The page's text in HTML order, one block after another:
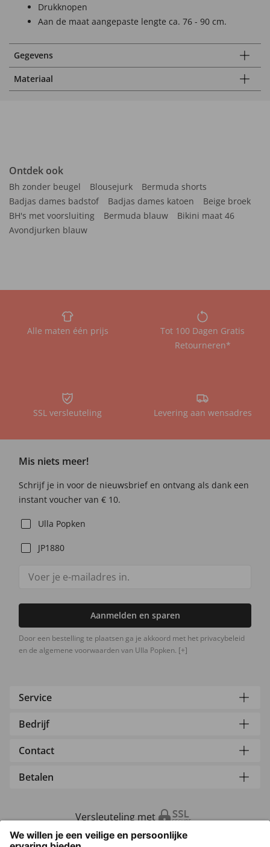
Drukknopen
Aan de maat aangepaste lengte ca. 76 - 90 cm.
Gegevens
Materiaal
Ontdek ook
Bh zonder beugel Blousejurk
Bermuda shorts
Badjas dames badstof
Badjas dames katoen
Beige broek
BH's met voorsluiting
Bermuda blauw
Bikini maat 46
Avondjurken blauw
Alle maten één prijs
Tot 100 Dagen Gratis
Retourneren*
SSL versleuteling Levering aan wensadres
Mis niets meer!
Schrijf je in voor de nieuwsbrief en ontvang als dank een
instant voucher van € 10.
Ulla Popken
JP1880
Aanmelden en sparen
Door een bestelling te plaatsen ga je akkoord met het privacybeleid
en de algemene voorwaarden van Ulla Popken. [+]
Service
Bedrijf
Contact
Betalen
Versleuteling met